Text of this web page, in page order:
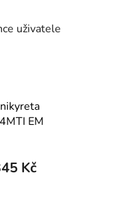
uživatele
EM
Kč